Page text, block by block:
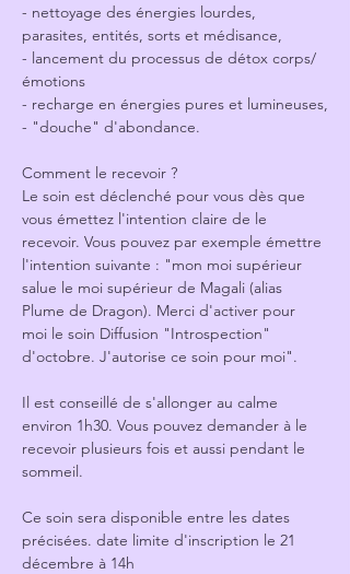
- nettoyage des énergies lourdes,
parasites, entités, sorts et médisance,
- lancement du processus de détox corps/
émotions
- recharge en énergies pures et lumineuses,
- "douche" d'abondance.
Comment le recevoir ?
Le soin est déclenché pour vous dès que
vous émettez l'intention claire de le
recevoir. Vous pouvez par exemple émettre
l'intention suivante : "mon moi supérieur
salue le moi supérieur de Magali (alias
Plume de Dragon). Merci d'activer pour
moi le soin Diffusion "Introspection"
d'octobre. J'autorise ce soin pour moi".
Il est conseillé de s'allonger au calme
environ 1h30. Vous pouvez demander à le
recevoir plusieurs fois et aussi pendant le
sommeil.
Ce soin sera disponible entre les dates
précisées. date limite d'inscription le 21
décembre à 14h